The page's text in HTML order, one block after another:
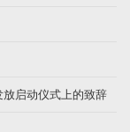
放启动仪式上的致辞